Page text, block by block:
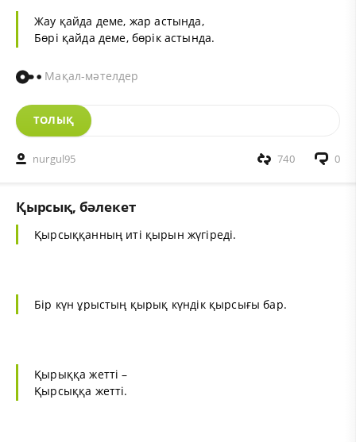
Жау қайда деме, жар астында,
Бөрі қайда деме, бөрік астында.
Мақал-мәтелдер
ТОЛЫҚ
nurgul95 0
740
Қырсық, бәлекет
Қырсыққанның иті қырын жүгіреді.
Бір күн ұрыстың қырық күндік қырсығы бар.
Қырыққа жетті –
Қырсыққа жетті.